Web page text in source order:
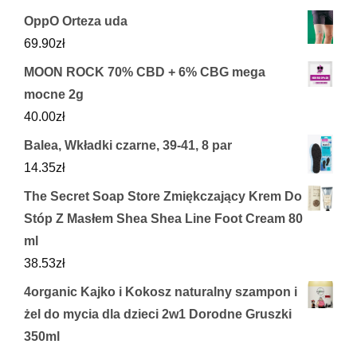
OppO Orteza uda
69.90zł
MOON ROCK 70% CBD + 6% CBG mega
mocne 2g
40.00zł
Balea, Wkładki czarne, 39-41, 8 par
14.35zł
The Secret Soap Store Zmiękczający Krem Do
Stóp Z Masłem Shea Shea Line Foot Cream 80
ml
38.53zł
4organic Kajko i Kokosz naturalny szampon i
żel do mycia dla dzieci 2w1 Dorodne Gruszki
350ml